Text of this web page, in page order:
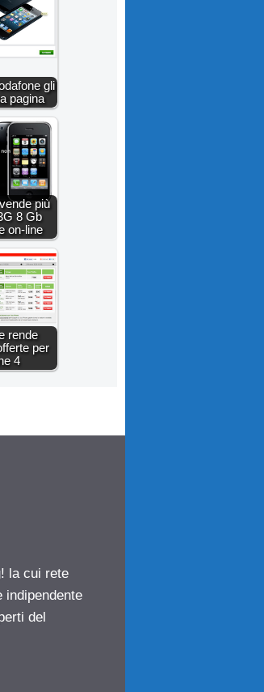
gli
pagina
più
8 Gb
on-line
rende
per
4
la cui rete
indipendente
del